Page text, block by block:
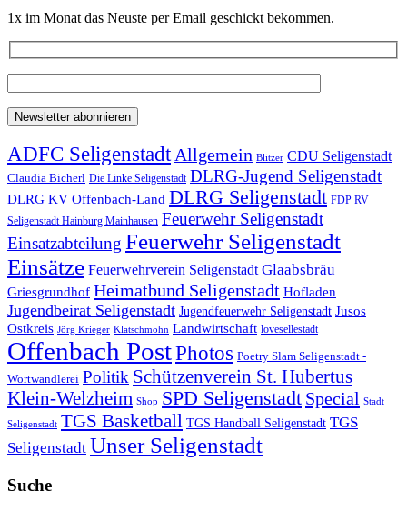
1x im Monat das Neuste per Email geschickt bekommen.
ADFC SeligenstadtAllgemein Blitzer CDU Seligenstadt
Claudia Bicherl Die Linke Seligenstadt DLRG-Jugend Seligenstadt
DLRG KV Offenbach-Land DLRG Seligenstadt FDP RV
Seligenstadt Hainburg Mainhausen Feuerwehr Seligenstadt
Einsatzabteilung Feuerwehr Seligenstadt
Einsätze Feuerwehrverein Seligenstadt Glaabsbräu
Griesgrundhof Heimatbund Seligenstadt Hofladen
Jugendbeirat Seligenstadt Jugendfeuerwehr Seligenstadt Jusos
Ostkreis Jörg Krieger Klatschmohn Landwirtschaft lovesellestadt
Offenbach PostPhotos Poetry Slam Seligenstadt -
Wortwandlerei Politik Schützenverein St. Hubertus
Klein-Welzheim Shop SPD Seligenstadt Special Stadt
Seligenstadt TGS Basketball TGS Handball Seligenstadt TGS
Seligenstadt Unser Seligenstadt
Suche